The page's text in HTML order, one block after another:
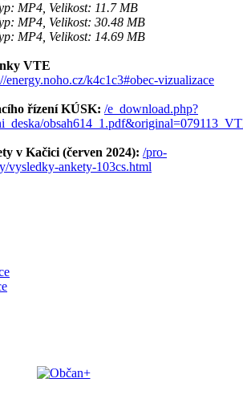
MP4, Velikost: 11.7 MB
MP4, Velikost: 30.48 MB
MP4, Velikost: 14.69 MB
VTE
energy.noho.cz/k4c1c3#obec-vizualizace
řízení KÚSK: /e_download.php?
v Kačici (červen 2024): /pro-
vysledky-ankety-103cs.html